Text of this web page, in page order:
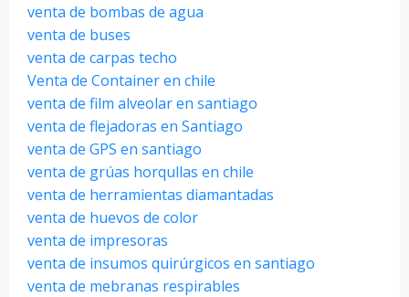
venta de bombas de agua
venta de buses
venta de carpas techo
Venta de Container en chile
venta de film alveolar en santiago
venta de flejadoras en Santiago
venta de GPS en santiago
venta de grúas horqullas en chile
venta de herramientas diamantadas
venta de huevos de color
venta de impresoras
venta de insumos quirúrgicos en santiago
venta de mebranas respirables